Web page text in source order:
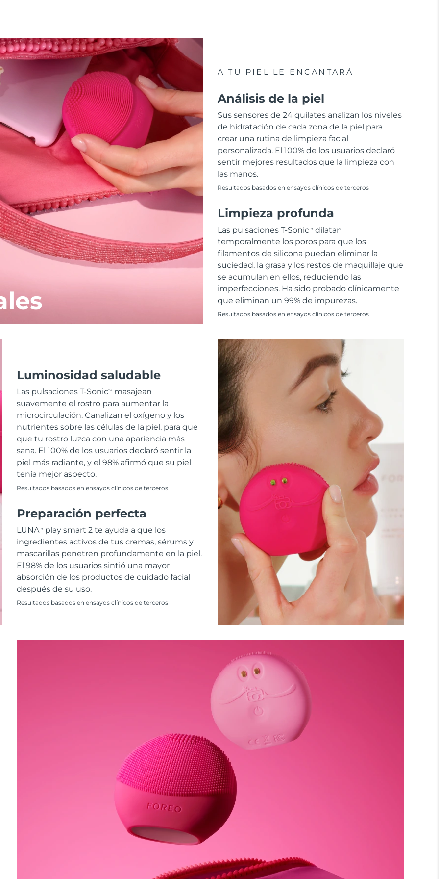
A TU PIEL LE ENCANTARÁ
Análisis de la piel
Sus sensores de 24 quilates analizan los niveles
de hidratación de cada zona de la piel para
crear una rutina de limpieza facial
personalizada. El 100% de los usuarios declaró
sentir mejores resultados que la limpieza con
las manos.
Resultados basados en ensayos clínicos de terceros
Limpieza profunda
Las pulsaciones T-SonicTM
dilatan
temporalmente los poros para que los
filamentos de silicona puedan eliminar la
suciedad, la grasa y los restos de maquillaje que
se acumulan en ellos, reduciendo las
imperfecciones. Ha sido probado clínicamente
que eliminan un 99% de impurezas.
Resultados basados en ensayos clínicos de terceros
Luminosidad saludable
Las pulsaciones T-SonicTM
masajean
suavemente el rostro para aumentar la
microcirculación. Canalizan el oxígeno y los
nutrientes sobre las células de la piel, para que
que tu rostro luzca con una apariencia más
sana. El 100% de los usuarios declaró sentir la
piel más radiante, y el 98% afirmó que su piel
tenía mejor aspecto.
Resultados basados en ensayos clínicos de terceros
Preparación perfecta
LUNATM
play smart 2 te ayuda a que los
ingredientes activos de tus cremas, sérums y
mascarillas penetren profundamente en la piel.
El 98% de los usuarios sintió una mayor
absorción de los productos de cuidado facial
después de su uso.
Resultados basados en ensayos clínicos de terceros